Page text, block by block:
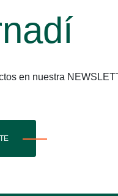
en nuestra